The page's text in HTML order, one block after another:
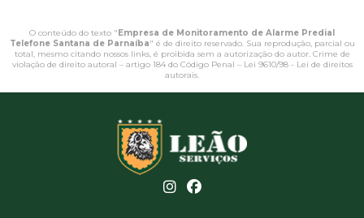
O conteúdo do texto " Empresa de Monitoramento de Alarme Predial
Telefone Santana de Parnaíba" é de direito reservado. Sua reprodução, parcial ou
total, mesmo citando nossos links, é proibida sem a autorização do autor. Crime de
violação de direito autoral – artigo 184 do Código Penal – Lei 9610/98 - Lei de direitos
autorais.